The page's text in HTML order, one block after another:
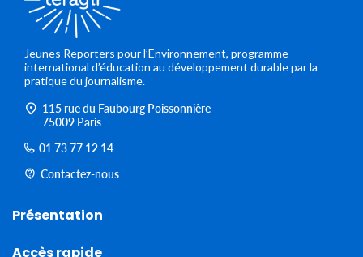
Jeunes Reporters pour l’Environnement, programme
international d’éducation au développement durable par la
pratique du journalisme.
115 rue du Faubourg Poissonnière
75009 Paris
01 73 77 12 14
Contactez-nous
Présentation
Accès rapide